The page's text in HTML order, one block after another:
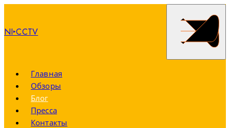
NI‣CCTV
Главная
Обзоры
Блог
Пресса
Контакты